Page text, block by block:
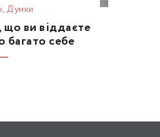
,Думки
що ви віддаєте
багато себе